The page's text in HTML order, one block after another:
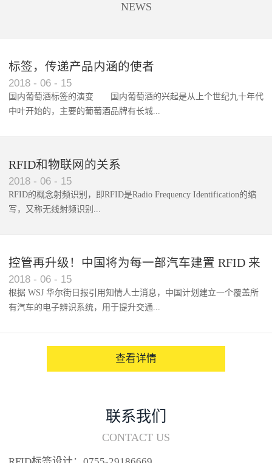
NEWS
标签，传递产品内涵的使者
2018 - 06 - 15
国内葡萄酒标签的演变 国内葡萄酒的兴起是从上个世纪九十年代
中叶开始的，主要的葡萄酒品牌有长城...
RFID和物联网的关系
2018 - 06 - 15
RFID的概念射频识别，即RFID是Radio Frequency Identification的缩
写，又称无线射频识别...
控管再升级！中国将为每一部汽车建置 RFID 来
架构辨识系统
2018 - 06 - 15
根据 WSJ 华尔街日报引用知情人士消息，中国计划建立一个覆盖所
有汽车的电子辨识系统，用于提升交通...
查看详情
联系我们
CONTACT US